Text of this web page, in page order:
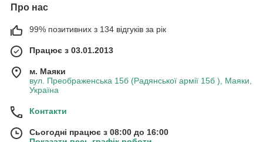
Про нас
99% позитивних з 134 відгуків за рік
Працює з 03.01.2013
м. Маяки
вул. Преображенська 15б (Радянської армії 15б ), Маяки,
Україна
Контакти
Сьогодні працює з 08:00 до 16:00